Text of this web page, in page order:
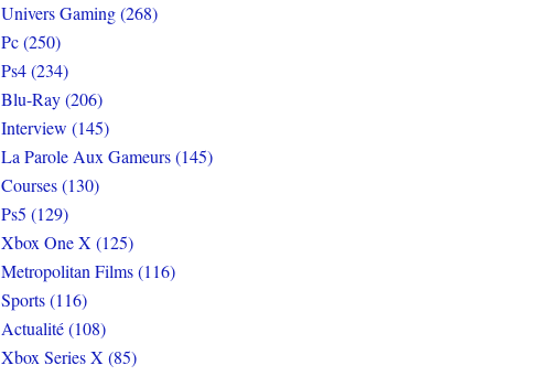
Univers Gaming (268)
Pc (250)
Ps4 (234)
Blu-Ray (206)
Interview (145)
La Parole Aux Gameurs (145)
Courses (130)
Ps5 (129)
Xbox One X (125)
Metropolitan Films (116)
Sports (116)
Actualité (108)
Xbox Series X (85)